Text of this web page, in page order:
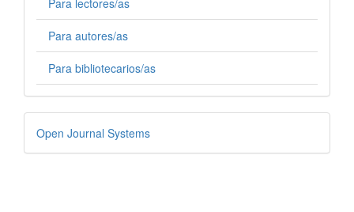
Para lectores/as
Para autores/as
Para bibliotecarios/as
Desarrollado
por
Open Journal Systems